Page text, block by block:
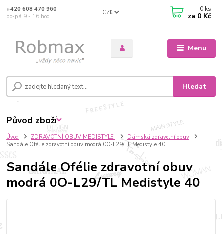
Menu
CZK
Hledat
+420 608 470 960
po-pá 9 - 16 hod.
0 ks
za 0 Kč
Úvod ZDRAVOTNÍ OBUV MEDISTYLE
Dámská zdravotní obuv
Sandále Ofélie zdravotní obuv modrá 0O-L29/TL Medistyle 40
Sandále Ofélie zdravotní obuv
modrá 0O-L29/TL Medistyle 40
Původ zboží